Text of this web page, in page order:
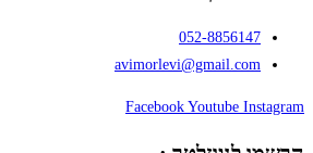
052-8856147
avimorlevi@gmail.com
Facebook Youtube Instagram